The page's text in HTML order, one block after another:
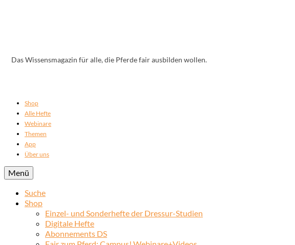
Das Wissensmagazin für alle, die Pferde fair ausbilden wollen.
Shop
Alle Hefte
Webinare
Themen
App
Über uns
Menü
Suche
Shop
Einzel- und Sonderhefte der Dressur-Studien
Digitale Hefte
Abonnements DS